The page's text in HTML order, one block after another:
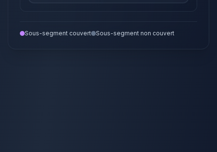
Sous-segment couvert Sous-segment non couvert